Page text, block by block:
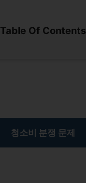
Table Of Contents
청소비 분쟁 문제